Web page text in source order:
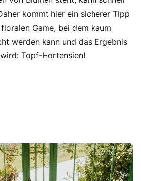
kommt hier ein sicherer Tipp
Game, bei dem kaum
werden kann und das Ergebnis
Topf-Hortensien!